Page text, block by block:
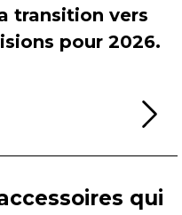
transition vers
pour 2026.
qui